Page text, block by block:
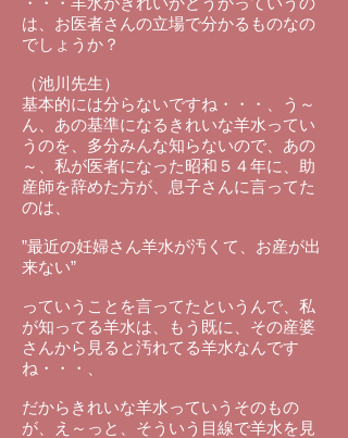
は、お医者さんの立場で分かるものなの
でしょうか？
（池川先生）
基本的には分らないですね・・・、う～
ん、あの基準になるきれいな羊水ってい
うのを、多分みんな知らないので、あの
～、私が医者になった昭和５４年に、助
産師を辞めた方が、息子さんに言ってた
のは、
”最近の妊婦さん羊水が汚くて、お産が出
来ない”
っていうことを言ってたというんで、私
が知ってる羊水は、もう既に、その産婆
さんから見ると汚れてる羊水なんです
ね・・・、
だからきれいな羊水っていうそのもの
が、え～っと、そういう目線で羊水を見